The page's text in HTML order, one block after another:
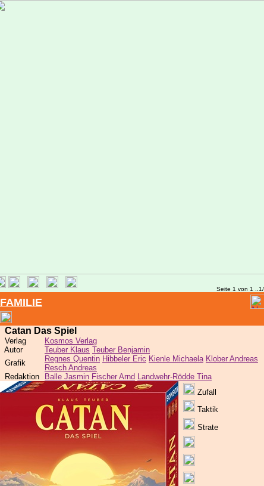
Seite 1 von 1
FAMILIE
Catan Das Spiel
Verlag
Kosmos Verlag
Autor
Teuber Klaus Teuber Benjamin
Grafik
Regnes Quentin Hibbeler Eric Kienle Michaela Klober Andreas
Resch Andreas
Redaktion
Balle Jasmin Fischer Arnd Landwehr-Rödde Tina
Zufall
Taktik
Strate